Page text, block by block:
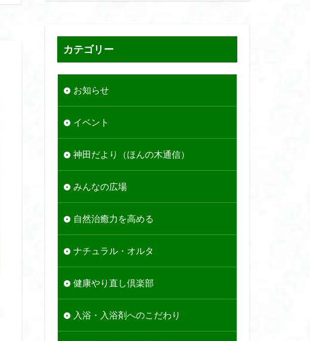
カテゴリー
お知らせ
イベント
神田だより（ほんの木通信）
みんなの広場
自然治癒力を高める
ナチュラル・オルタ
健康やり直し倶楽部
入浴・入浴剤へのこだわり